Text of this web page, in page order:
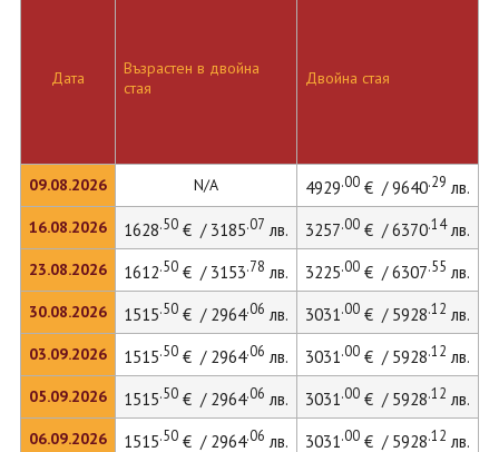
Дата
09.08.2026
16.08.2026
23.08.2026
30.08.2026
03.09.2026
05.09.2026
06.09.2026
Възрастен в двойна
стая
Двойна стая
N/A 4929.00€ / 9640.29 лв.
1628.50€ / 3185.07 лв. 3257.00€ / 6370.14лв.
1612.50€ / 3153.78 лв. 3225.00€ / 6307.55 лв.
1515.50€ / 2964.06 лв. 3031.00€ / 5928.12 лв.
1515.50€ / 2964.06 лв. 3031.00€ / 5928.12 лв.
1515.50€ / 2964.06 лв. 3031.00€ / 5928.12 лв.
1515.50€ / 2964.06 лв. 3031.00€ / 5928.12 лв.